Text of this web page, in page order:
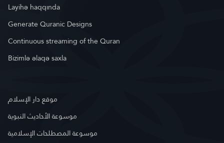
Layihə haqqında
Generate Quranic Designs
Continuous streaming of the Quran
Bizimlə əlaqə saxla
موقع دار الإسلام
موسوعة الأحاديث النبوية
موسوعة المصطلحات الإسلامية